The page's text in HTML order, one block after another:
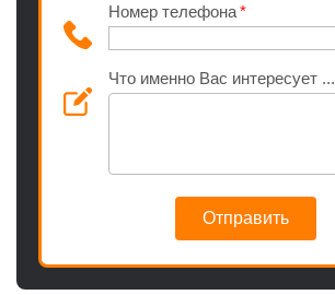
Номер телефона
Что именно Вас интересует ...
Отправить